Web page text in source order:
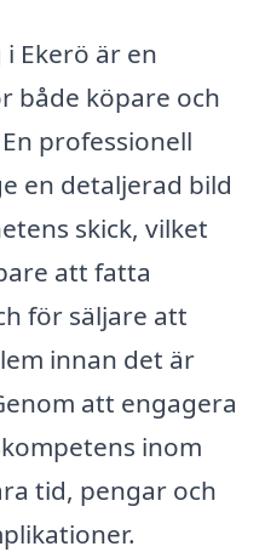
Ekerö är en
både köpare och
professionell
en detaljerad bild
skick, vilket
att fatta
för säljare att
innan det är
att engagera
inom
tid, pengar och